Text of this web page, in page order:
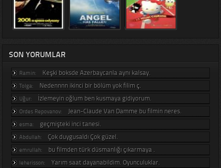
SON YORUMLAR
Ramin: Keşki boksde Azerbaycanla aynı kalsay.
Tolga: Nedennnn ikinci bir bölüm yok filim ç.
Uğur: İzlemeyin oğlum ben kusmaya gidiyorum.
Ordes Repovanov: Jean-Claude Van Damme bu filmin neres.
esma: geçmişteki inci tanesi.
Abdullah: Çok duygusaldı Çok güzel.
emrullah: bu filmden türk düsmanlığı çıkarmaya .
leherisson: Yarım saat dayanabildim. Oyunculuklar.